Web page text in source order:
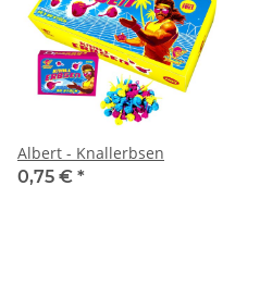
Albert - Knallerbsen
0,75 € *